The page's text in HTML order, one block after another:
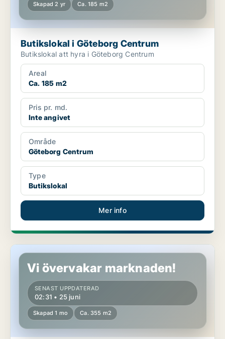
Skapad 2 yr Ca. 185 m2
Butikslokal i Göteborg Centrum
Butikslokal att hyra i Göteborg Centrum
Areal
Ca. 185 m2
Pris pr. md.
Inte angivet
Område
Göteborg Centrum
Type
Butikslokal
Mer info
Butikslokal i Nacka
Vi övervakar marknaden!
SENAST UPPDATERAD
02:31 • 25 juni
Skapad 1 mo Ca. 355 m2